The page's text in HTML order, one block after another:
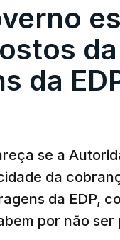
de obras a título
contratado 17
que até do
à frente da
do topo das
Luís Neves.
da
da
se a
da
da EDP,
por não ser